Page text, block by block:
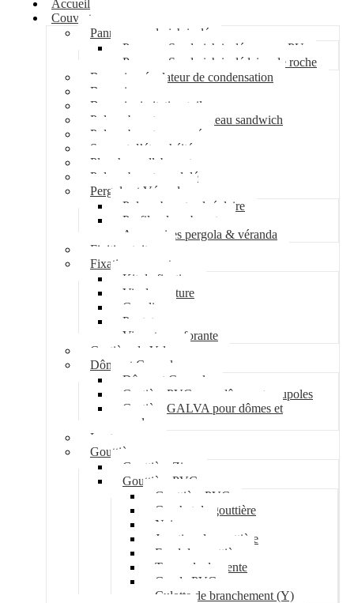
Accueil
Couverture
Panneau sandwich isolé
Panneau Sandwich isolé mousse PU
Panneau Sandwich isolé laine de roche
Bac acier régulateur de condensation
Bac acier sec
Bac acier imitation tuile
Polycarbonate pour panneau sandwich
Polycarbonate nervuré
Support d’étanchéité
Plancher collaborant
Polycarbonate ondulé
Pergola et Véranda
Polycarbonate alvéolaire
Profil polycarbonate
Accessoires pergola & véranda
Finition toiture
Fixation couverture
Kit de fixation
Vis de couture
Cavalier
Pontet
Vis auto-perforante
Costière de Velux
Dôme et Coupole
Dôme et Coupole
Costière PVC pour dômes et coupoles
Costière GALVA pour dômes et
coupoles
Lanterneau
Gouttière
Gouttière Zinc
Gouttière PVC
Gouttière PVC
Crochet de gouttière
Naissance
Jonction de gouttière
Fond de gouttière
Tuyau de descente
Coude PVC
Culotte de branchement (Y)